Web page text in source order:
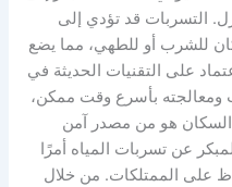
التسربات قد تؤدي إلى
للشرب أو للطهي، مما يضع
على التقنيات الحديثة في
بأسرع وقت ممكن،
السكان هو من مصدر آمن
عن تسربات المياه أمرًا
على الممتلكات. من خلال